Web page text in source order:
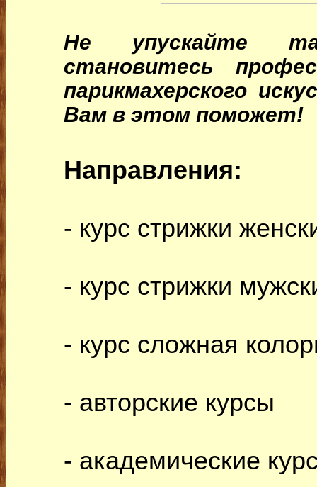
Не упускайте
становитесь
парикмахерского
Вам в этом поможет!
Направления:
- курс стрижки
- курс стрижки
- курс сложная
- авторские курсы
- академические